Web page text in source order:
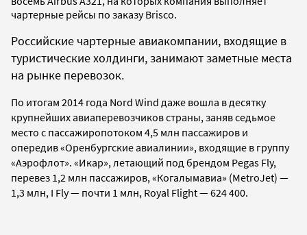
чартерные рейсы по заказу Brisco.
Российские чартерные авиакомпании, входящие в
туристические холдинги, занимают заметные места
на рынке перевозок.
По итогам 2014 года Nord Wind даже вошла в десятку
крупнейших авиаперевозчиков страны, заняв седьмое
место с пассажиропотоком 4,5 млн пассажиров и
опередив «Оренбургские авиалинии», входящие в группу
«Аэрофлот». «Икар», летающий под брендом Pegas Fly,
перевез 1,2 млн пассажиров, «Когалымавиа» (MetroJet) —
1,3 млн, I Fly — почти 1 млн, Royal Flight — 624 400.